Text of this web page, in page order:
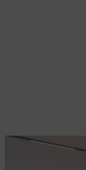
Les batteries